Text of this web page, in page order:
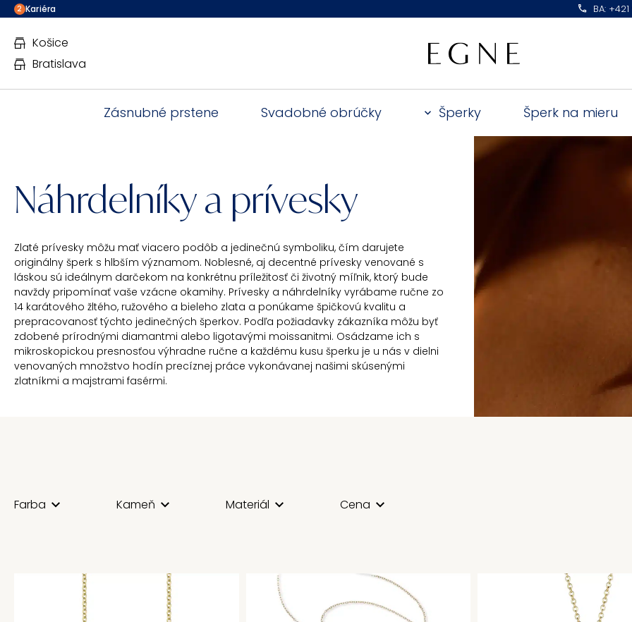
2 Kariéra BA:
Košice
Bratislava
Zásnubné prstene Svadobné obrúčky Šperky Šperk na mieru
Náhrdelníky a prívesky
Zlaté prívesky môžu mať viacero podôb a jedinečnú symboliku, čím darujete
originálny šperk s hlbším významom. Noblesné, aj decentné prívesky venované s
láskou sú ideálnym darčekom na konkrétnu príležitosť či životný míľnik, ktorý bude
navždy pripomínať vaše vzácne okamihy. Prívesky a náhrdelníky vyrábame ručne zo
14 karátového žltého, ružového a bieleho zlata a ponúkame špičkovú kvalitu a
prepracovanosť týchto jedinečných šperkov. Podľa požiadavky zákazníka môžu byť
zdobené prírodnými diamantmi alebo ligotavými moissanitmi. Osádzame ich s
mikroskopickou presnosťou výhradne ručne a každému kusu šperku je u nás v dielni
venovaných množstvo hodín precíznej práce vykonávanej našimi skúsenými
zlatníkmi a majstrami fasérmi.
Farba Kameň Materiál Cena